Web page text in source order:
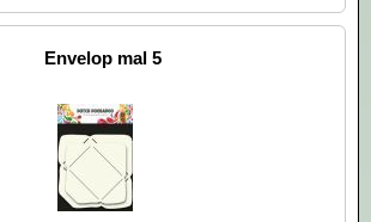
Envelop mal 5